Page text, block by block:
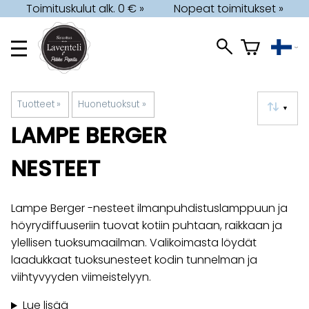
Toimituskulut alk. 0 € » Nopeat toimitukset »
Tuotteet ‪» Huonetuoksut ‪» ▼
LAMPE BERGER
NESTEET
Lampe Berger -nesteet ilmanpuhdistuslamppuun ja
höyrydiffuuseriin tuovat kotiin puhtaan, raikkaan ja
ylellisen tuoksumaailman. Valikoimasta löydät
laadukkaat tuoksunesteet kodin tunnelman ja
viihtyvyyden viimeistelyyn.
Lue lisää